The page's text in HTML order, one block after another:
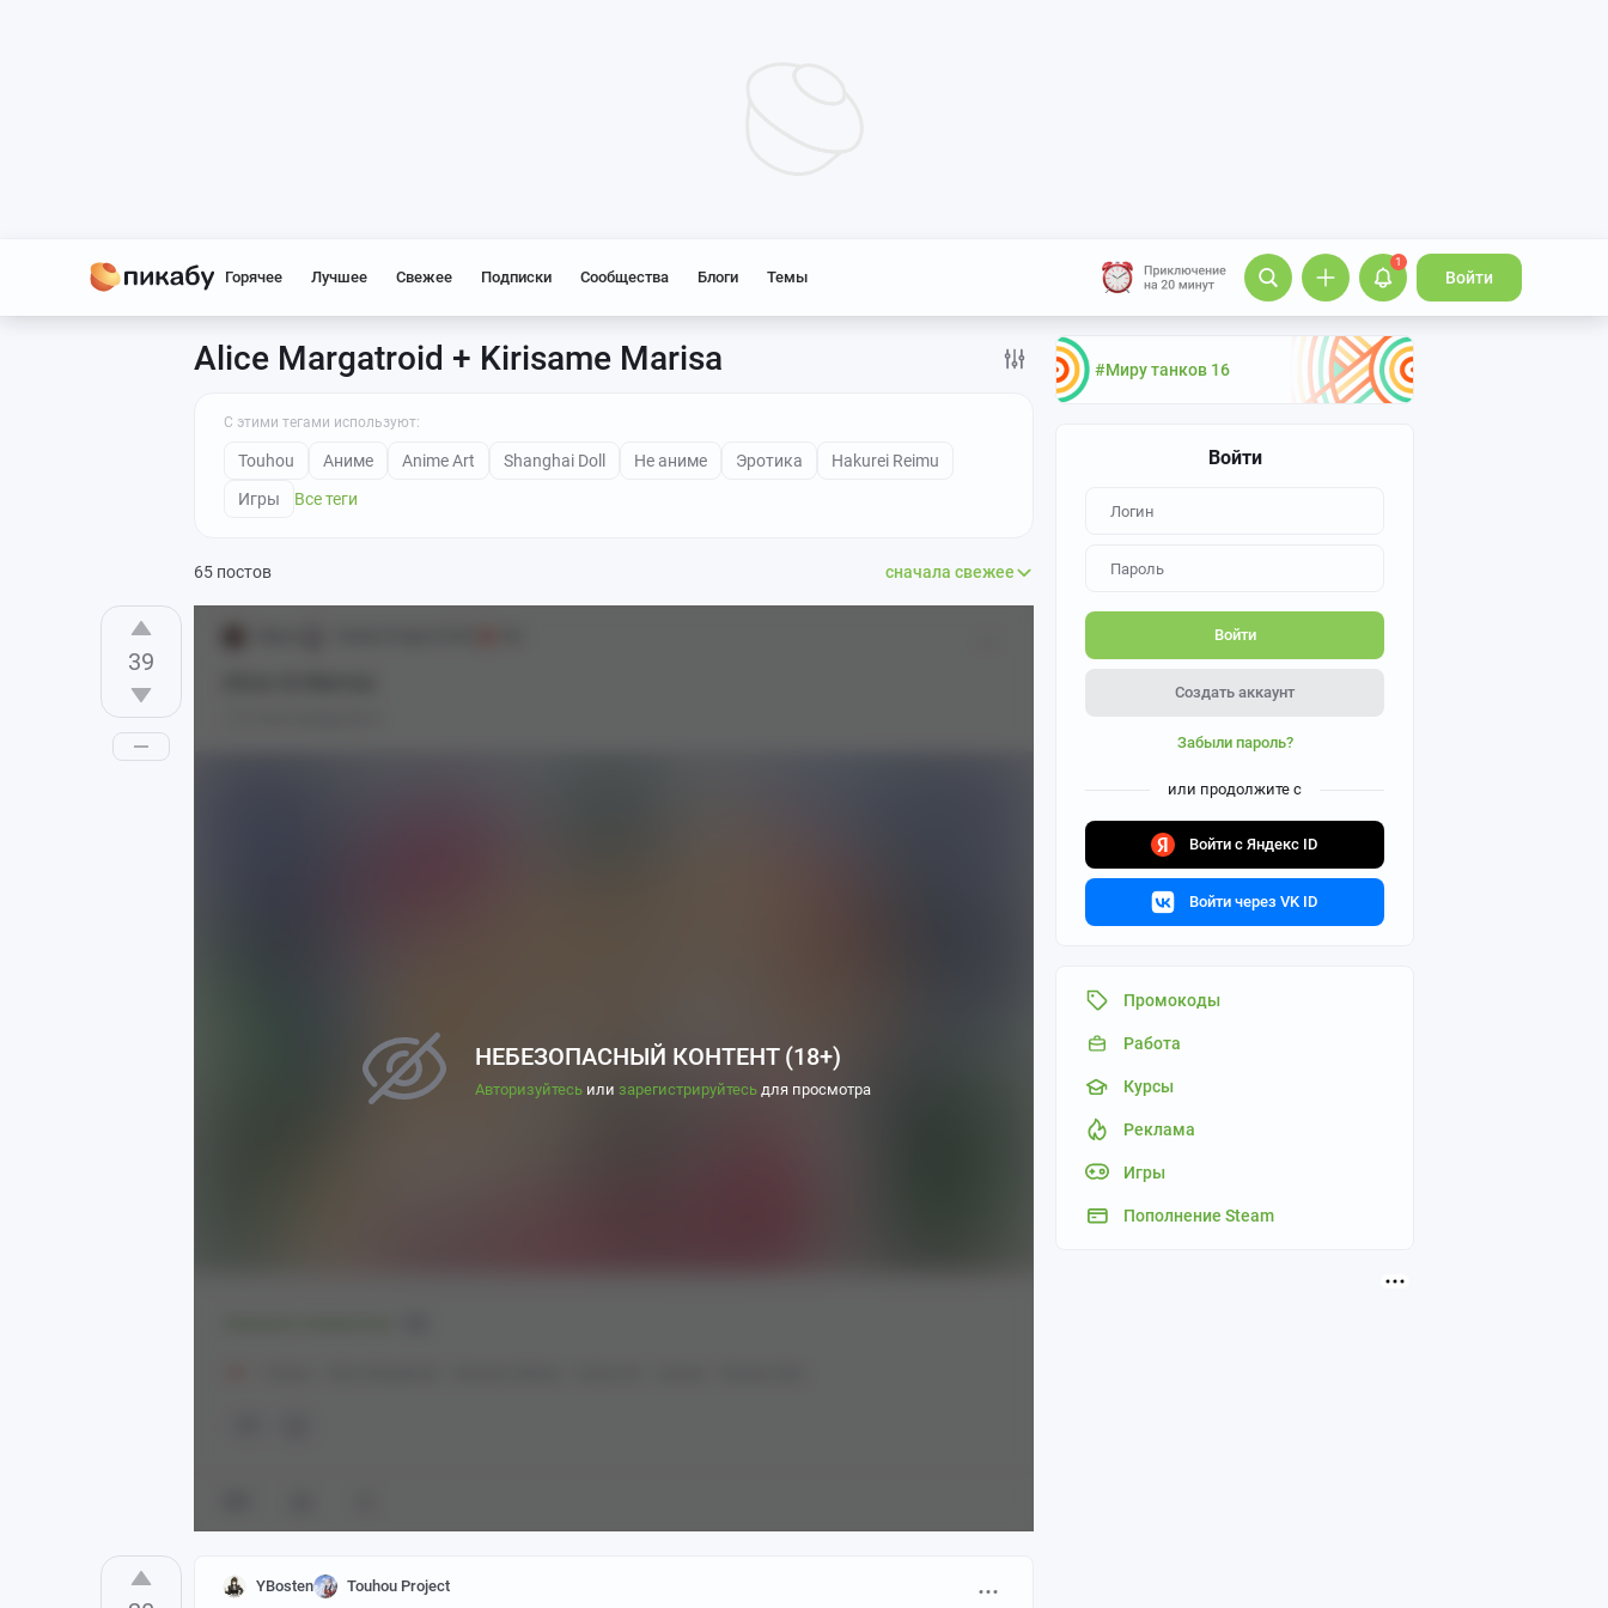
Горячее Лучшее Свежее Подписки Сообщества Блоги Темы
1
Войти
#Миру танков 16
Войти
Войти
Создать аккаунт
Забыли пароль?
или продолжите с
Войти с Яндекс ID
Войти через VK ID
Промокоды
Работа
Курсы
Реклама
Игры
Пополнение Steam
Alice Margatroid + Kirisame Marisa
С этими тегами используют:
Touhou Аниме Anime Art Shanghai Doll Не аниме Эротика
Hakurei Reimu
Игры
Все теги
65 постов сначала свежее
39
НЕБЕЗОПАСНЫЙ КОНТЕНТ (18+)
Авторизуйтесь или зарегистрируйтесь для просмотра
YBosten Touhou Project